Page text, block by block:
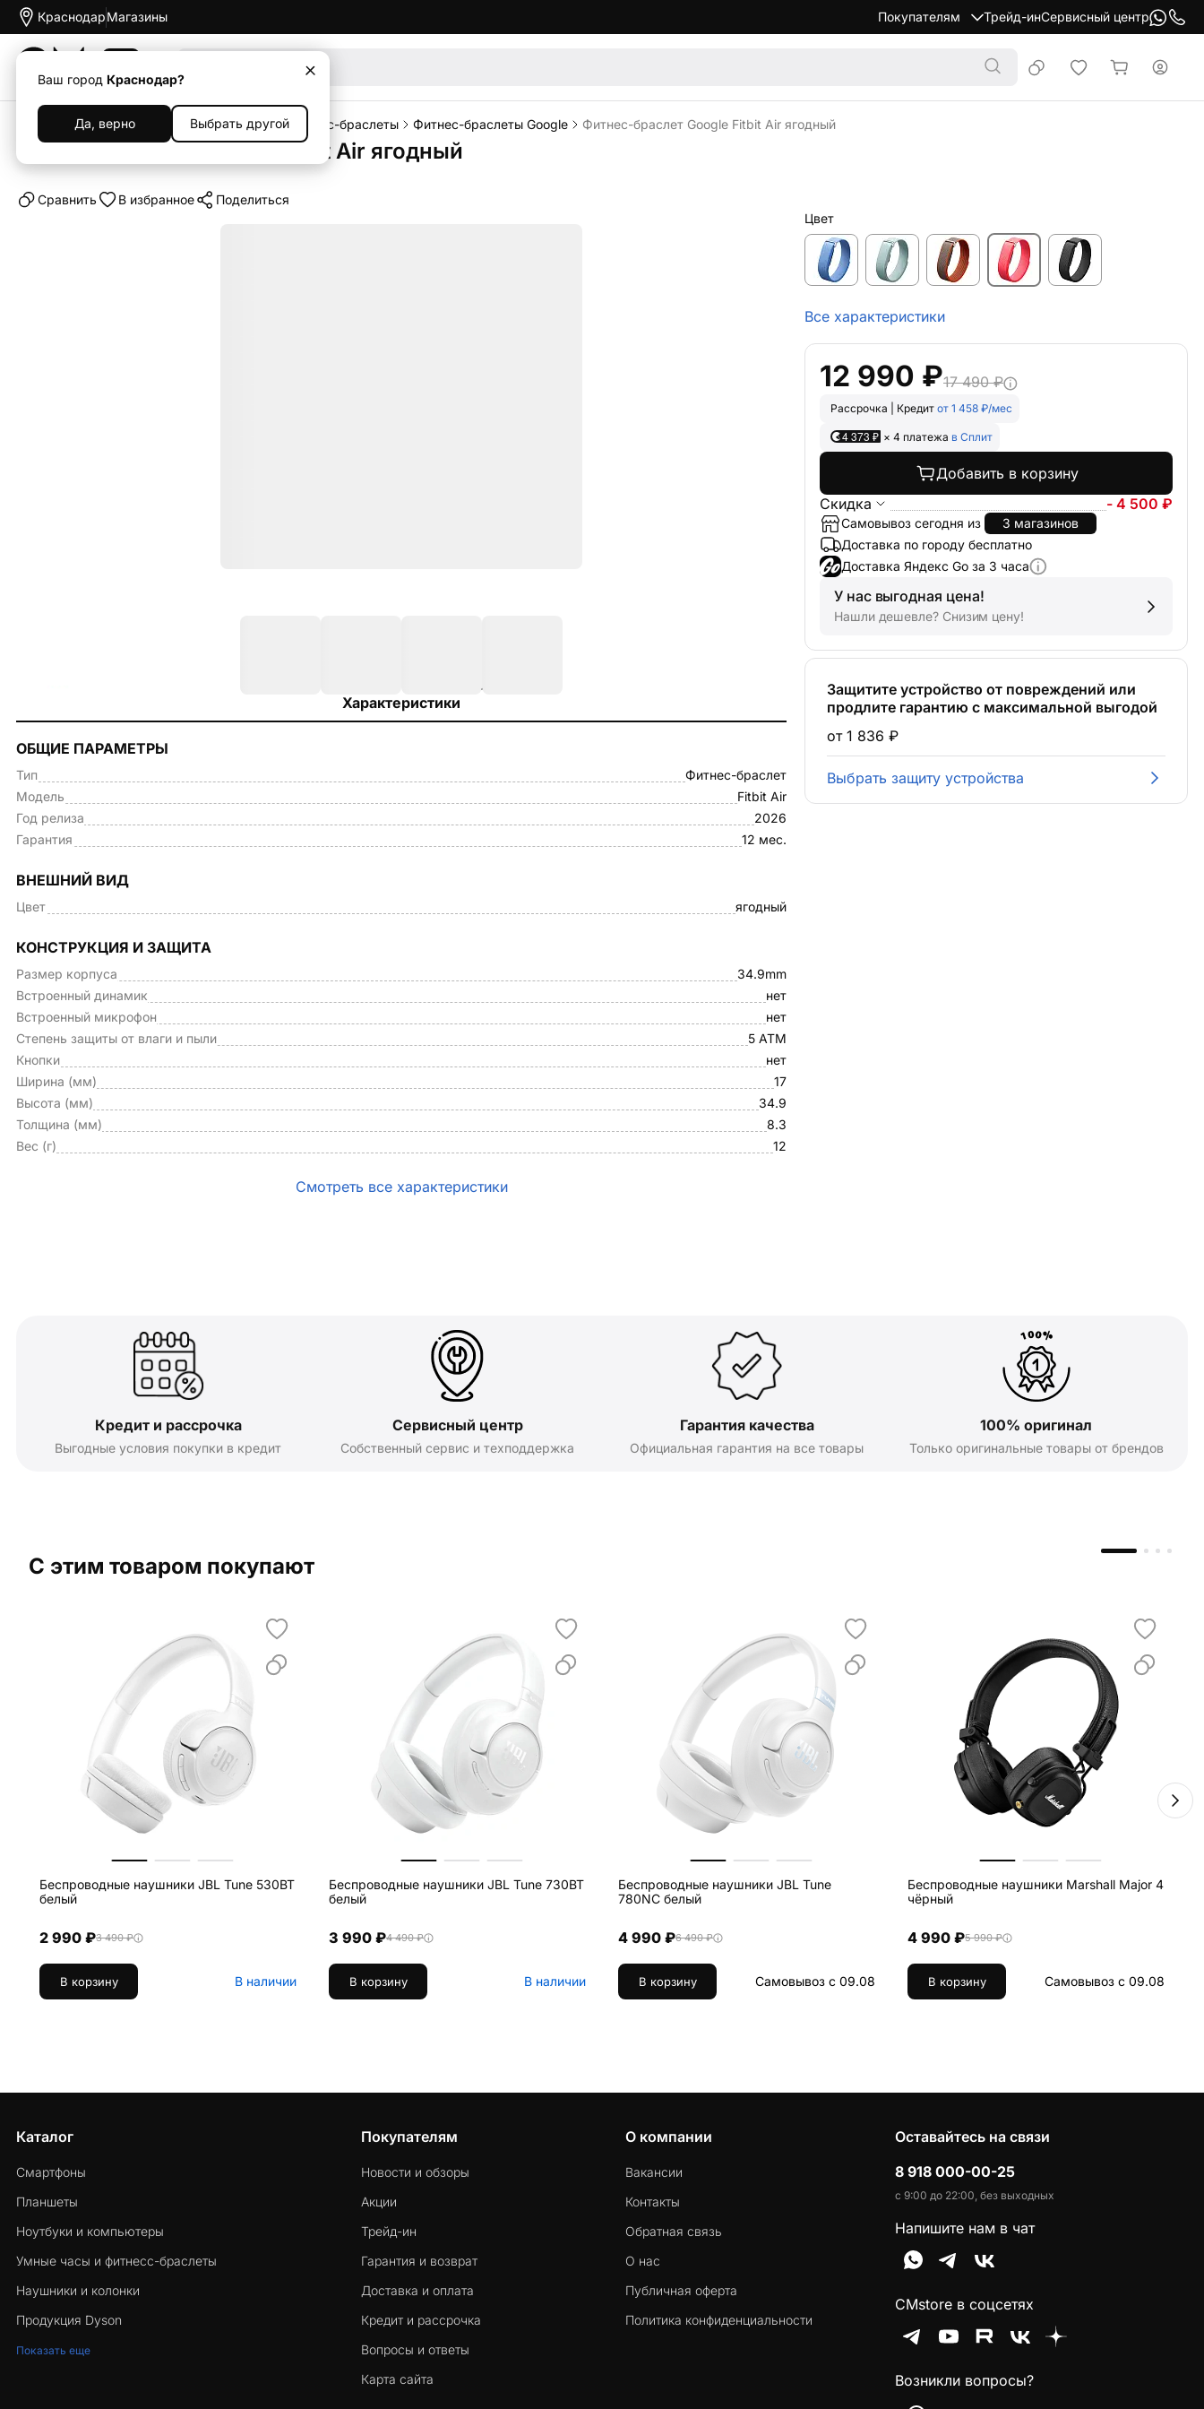
Краснодар
Ваш город Краснодар?
Да, верно Выбрать другой
Магазины Покупателям Трейд-инСервисный центр
Каталог Носимые устройства Фитнес-браслеты Фитнес-браслеты Google Фитнес-браслет Google Fitbit Air ягодный
Фитнес-браслет Google Fitbit Air ягодный
Cравнить В избранное Поделиться
Характеристики
ОБЩИЕ ПАРАМЕТРЫ
Тип
Фитнес-браслет
Модель
Fitbit Air
Год релиза
2026
Гарантия
12 мес.
ВНЕШНИЙ ВИД
Цвет ягодный
КОНСТРУКЦИЯ И ЗАЩИТА
Размер корпуса
34.9mm
Встроенный динамик
нет
Встроенный микрофон
нет
Степень защиты от влаги и пыли
5 ATM
Кнопки
нет
Ширина (мм)
17
Высота (мм)
34.9
Толщина (мм)
8.3
Вес (г)
12
Смотреть все характеристики
Цвет
Все характеристики
12 990 ₽17 490 ₽
Рассрочка | Кредит от 1 458 ₽/мес
4 373 ₽ × 4 платежа в Сплит
Добавить в корзину
Скидка
- 4 500 ₽
Самовывоз сегодня из
3 магазинов
Доставка по городу бесплатно
Доставка Яндекс Go за 3 часа
У нас выгодная цена!
Нашли дешевле? Снизим цену!
Защитите устройство от повреждений или
продлите гарантию с максимальной выгодой
от 1 836 ₽
Выбрать защиту устройства
Кредит и рассрочка
Выгодные условия покупки в кредит
Сервисный центр
Собственный сервис и техподдержка
Гарантия качества
Официальная гарантия на все товары
100% оригинал
Только оригинальные товары от брендов
С этим товаром покупают
Беспроводные наушники JBL Tune 530BT
белый
2 990 ₽3 490 ₽
В корзину В наличии
Беспроводные наушники JBL Tune 730BT
белый
3 990 ₽4 490 ₽
В корзину В наличии
Беспроводные наушники JBL Tune
780NC белый
4 990 ₽6 490 ₽
В корзину Самовывоз с 09.08
Беспроводные наушники Marshall Major 4
чёрный
4 990 ₽5 990 ₽
В корзину Самовывоз с 09.08
Каталог
Смартфоны
Планшеты
Ноутбуки и компьютеры
Умные часы и фитнесс-браслеты
Наушники и колонки
Продукция Dyson
Показать еще
Покупателям
Новости и обзоры
Акции
Трейд-ин
Гарантия и возврат
Доставка и оплата
Кредит и рассрочка
Вопросы и ответы
Карта сайта
О компании
Вакансии
Контакты
Обратная связь
О нас
Публичная оферта
Политика конфиденциальности
Оставайтесь на связи
8 918 000-00-25
с 9:00 до 22:00, без выходных
Напишите нам в чат
CMstore в соцсетях
Возникли вопросы?